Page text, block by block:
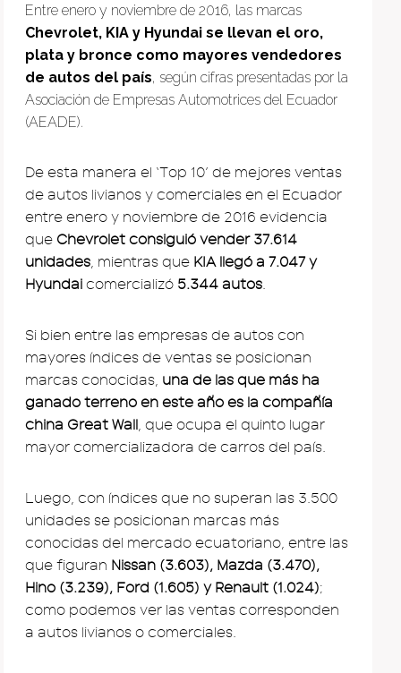
Entre enero y noviembre de 2016, las marcas
Chevrolet, KIA y Hyundai se llevan el oro,
plata y bronce como mayores vendedores
de autos del país, según cifras presentadas por la
Asociación de Empresas Automotrices del Ecuador
(AEADE).
De esta manera el ‘Top 10’ de mejores ventas
de autos livianos y comerciales en el Ecuador
entre enero y noviembre de 2016 evidencia
que Chevrolet consiguió vender 37.614
unidades, mientras que KIA llegó a 7.047 y
Hyundai comercializó 5.344 autos.
Si bien entre las empresas de autos con
mayores índices de ventas se posicionan
marcas conocidas, una de las que más ha
ganado terreno en este año es la compañía
china Great Wall, que ocupa el quinto lugar
mayor comercializadora de carros del país.
Luego, con índices que no superan las 3.500
unidades se posicionan marcas más
conocidas del mercado ecuatoriano, entre las
que figuran Nissan (3.603), Mazda (3.470),
Hino (3.239), Ford (1.605) y Renault (1.024);
como podemos ver las ventas corresponden
a autos livianos o comerciales.